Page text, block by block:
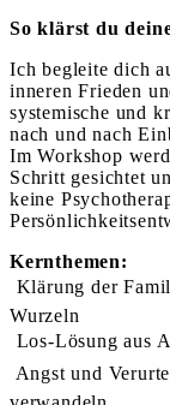
So klärst du
Ich begleite dich
inneren Frieden
systemische und
nach und nach
Im Workshop
Schritt gesichtet
keine
Kernthemen:
 Klärung der
Wurzeln
 Los-Lösung
 Angst und